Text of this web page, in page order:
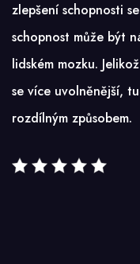
zlepšení schopnosti
schopnost může být
lidském mozku.
se více uvolněnější,
rozdílným způsobem.